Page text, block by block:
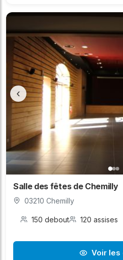
‹
Salle des fêtes de Chemilly
03210 Chemilly
150 debout 120 assises
Voir les